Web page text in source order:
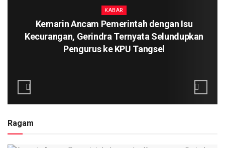
KABAR
Kemarin Ancam Pemerintah dengan Isu
Kecurangan, Gerindra Ternyata Selundupkan
Pengurus ke KPU Tangsel
Ragam